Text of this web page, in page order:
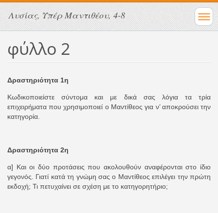
Λυσίας, Υπέρ Μαντιθέου, 4-8
φύλλο 2
Δραστηριότητα 1η
Κωδικοποιείστε σύντομα και με δικά σας λόγια τα τρία
επιχειρήματα που χρησιμοποιεί ο Μαντίθεος για ν’ αποκρούσει την
κατηγορία.
Δραστηριότητα 2η
α] Και οι δύο προτάσεις που ακολουθούν αναφέρονται στο ίδιο
γεγονός. Γιατί κατά τη γνώμη σας ο Μαντίθεος επιλέγει την πρώτη
εκδοχή; Τι πετυχαίνει σε σχέση με το κατηγορητήριο;